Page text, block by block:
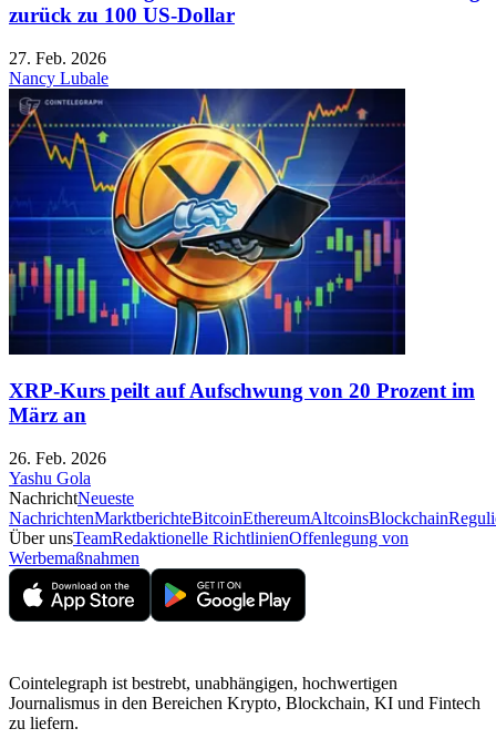
zurück zu 100 US-Dollar
27. Feb. 2026
Nancy Lubale
XRP-Kurs peilt auf Aufschwung von 20 Prozent im
März an
26. Feb. 2026
Yashu Gola
NachrichtNeueste
NachrichtenMarktberichteBitcoinEthereumAltcoinsBlockchain
Über unsTeamRedaktionelle RichtlinienOffenlegung von
Werbemaßnahmen
Cointelegraph ist bestrebt, unabhängigen, hochwertigen
Journalismus in den Bereichen Krypto, Blockchain, KI und Fintech
zu liefern.